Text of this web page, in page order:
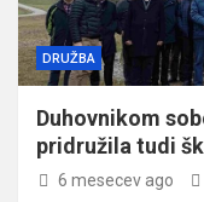
DRUŽBA
Duhovnikom
pridružila tudi
6 mesecev ago